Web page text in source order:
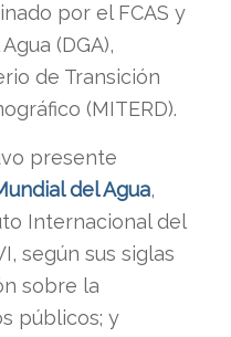
por el FCAS y
(DGA),
de Transición
(MITERD).
presente
del Agua,
Internacional del
según sus siglas
sobre la
públicos; y